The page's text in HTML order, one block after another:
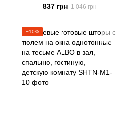
ламбрекенами Малиновые (LS-
295-33)
837 грн 1 046 грн
−10%